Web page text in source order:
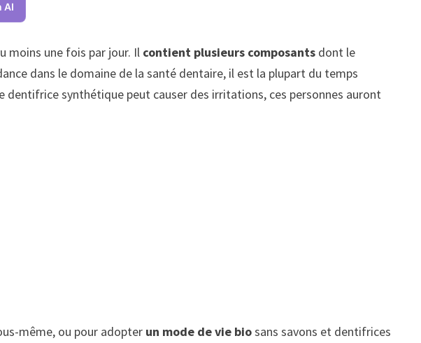
AI
moins une fois par jour. Il contient plusieurs composants dont le
dans le domaine de la santé dentaire, il est la plupart du temps
dentifrice synthétique peut causer des irritations, ces personnes auront
même, ou pour adopter un mode de vie biosans savons et dentifrices